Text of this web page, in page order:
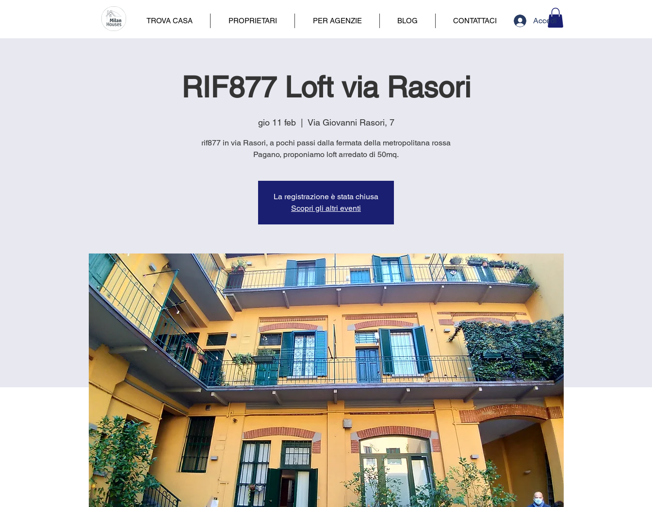
TROVA CASA PROPRIETARI PER AGENZIE BLOG CONTATTACI Accedi
RIF877 Loft via Rasori
gio 11 feb
  |
Via Giovanni Rasori, 7
rif877 in via Rasori, a pochi passi dalla fermata della metropolitana rossa
Pagano, proponiamo loft arredato di 50mq.
La registrazione è stata chiusa
Scopri gli altri eventi